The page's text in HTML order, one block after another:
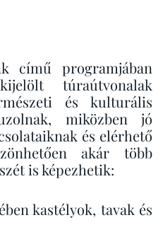
című programjában
túraútvonalak
és kulturális
miközben jó
és elérhető
akár több
is képezhetik:
kastélyok, tavak és